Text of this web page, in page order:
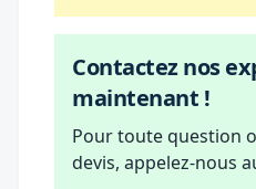
Contactez nos
maintenant !
Pour toute question
devis, appelez-nous